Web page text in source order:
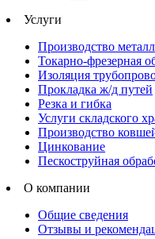
Услуги
Производство
Токарно-фрезерная
Изоляция
Прокладка ж/д путей
Резка и гибка
Услуги складского
Производство
Цинкование
Пескоструйная
О компании
Общие сведения
Отзывы и